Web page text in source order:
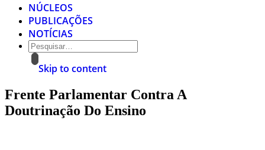
NÚCLEOS
PUBLICAÇÕES
NOTÍCIAS
Skip to content
Frente Parlamentar Contra A
Doutrinação Do Ensino